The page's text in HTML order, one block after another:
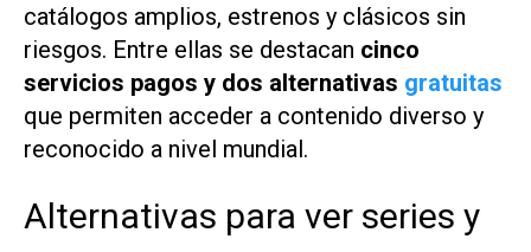
catálogos amplios, estrenos y clásicos sin
riesgos. Entre ellas se destacan cinco
servicios pagos y dos alternativas gratuitas
que permiten acceder a contenido diverso y
reconocido a nivel mundial.
Alternativas para ver series y